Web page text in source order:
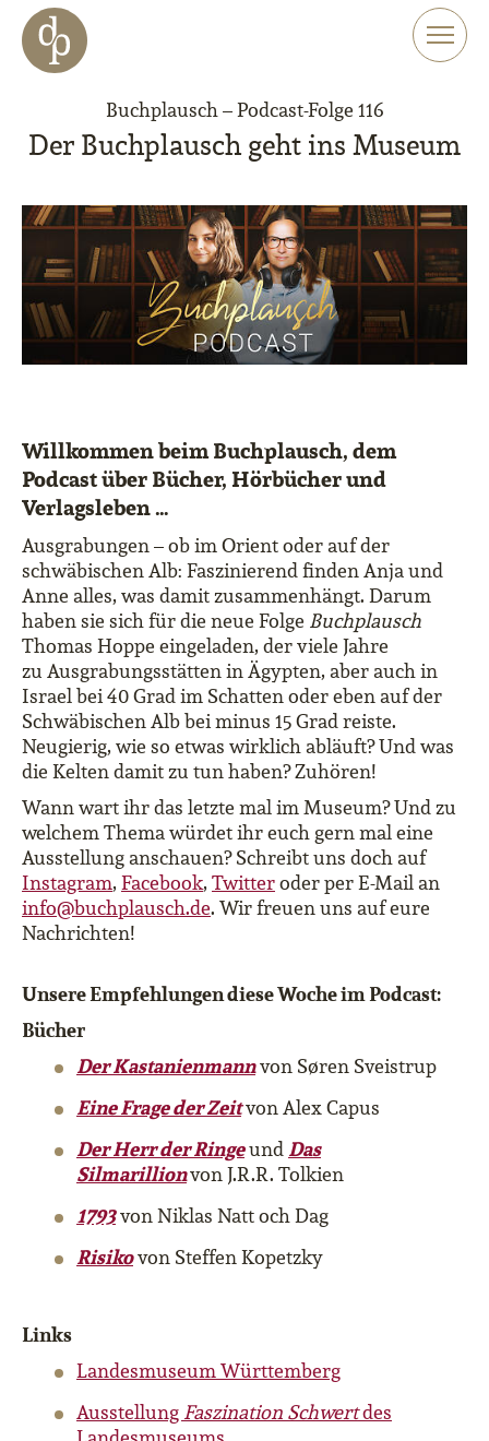
Zum Haupt-Inhalt springen
Zur Navigation springen
Zur Website-Suche springen
Buchplausch – Podcast-Folge 116
Der Buchplausch geht ins Museum
Willkommen beim Buchplausch, dem
Podcast über Bücher, Hörbücher und
Verlagsleben …
Ausgrabungen – ob im Orient oder auf der
schwäbischen Alb: Faszinierend finden Anja und
Anne alles, was damit zusammenhängt. Darum
haben sie sich für die neue Folge Buchplausch
Thomas Hoppe eingeladen, der viele Jahre
zu Ausgrabungsstätten in Ägypten, aber auch in
Israel bei 40 Grad im Schatten oder eben auf der
Schwäbischen Alb bei minus 15 Grad reiste.
Neugierig, wie so etwas wirklich abläuft? Und was
die Kelten damit zu tun haben? Zuhören!
Wann wart ihr das letzte mal im Museum? Und zu
welchem Thema würdet ihr euch gern mal eine
Ausstellung anschauen? Schreibt uns doch auf
Instagram,Facebook,Twitteroder per E-Mail an
info@buchplausch.de. Wir freuen uns auf eure
Nachrichten!
Unsere Empfehlungen diese Woche im Podcast:
Bücher
Der Kastanienmannvon Søren Sveistrup
Eine Frage der Zeitvon Alex Capus
Der Herr der Ringeund Das
Silmarillionvon J.R.R. Tolkien
1793von Niklas Natt och Dag
Risikovon Steffen Kopetzky
Links
Landesmuseum Württemberg
Ausstellung Faszination Schwertdes